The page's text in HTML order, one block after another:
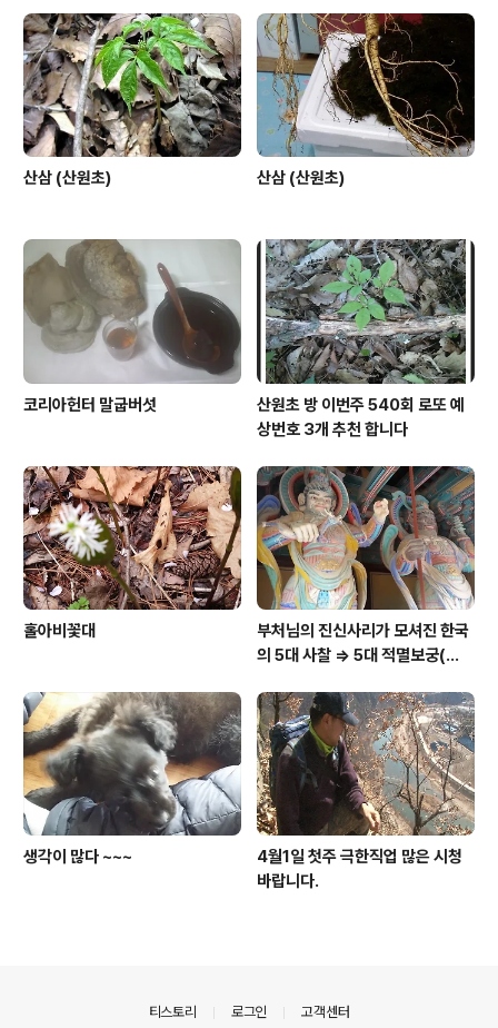
산삼 (산원초) 산삼 (산원초)
코리아헌터 말굽버섯
산원초 방 이번주 540회 로또 예
상번호 3개 추천 합니다
홀아비꽃대
부처님의 진신사리가 모셔진 한국
의 5대 사찰 => 5대 적멸보궁(寂
생각이 많다 ~~~
4월1일 첫주 극한직업 많은 시청
바랍니다.
티스토리 로그인 고객센터